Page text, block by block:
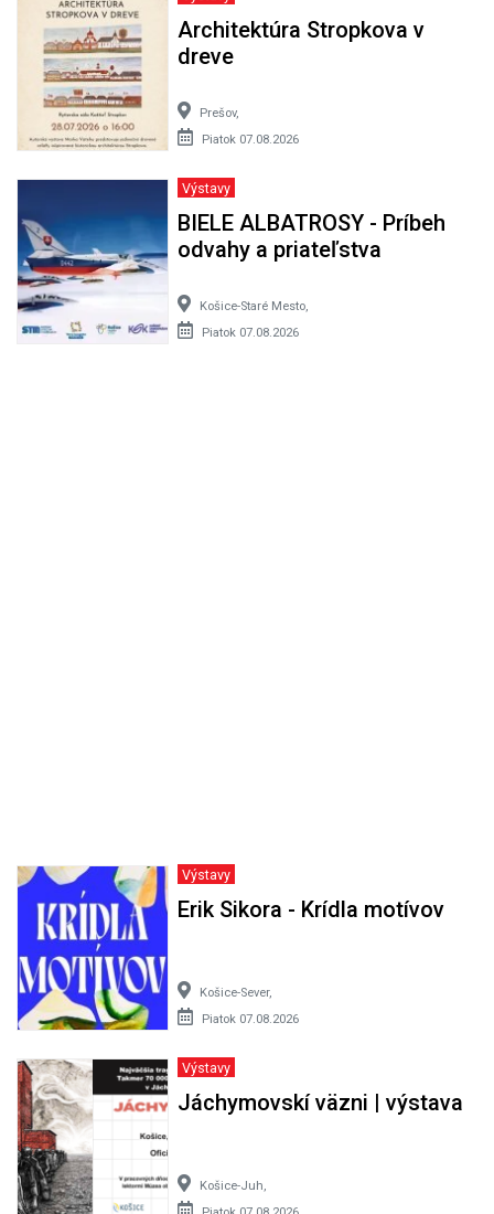
Architektúra Stropkova v
dreve
Prešov,
Piatok 07.08.2026
Výstavy
BIELE ALBATROSY - Príbeh
odvahy a priateľstva
Košice-Staré Mesto,
Piatok 07.08.2026
Výstavy
Erik Sikora - Krídla motívov
Košice-Sever,
Piatok 07.08.2026
Výstavy
Jáchymovskí väzni | výstava
Košice-Juh,